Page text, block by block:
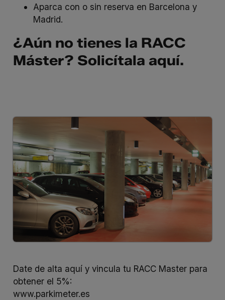
Aparca con o sin reserva en Barcelona y
Madrid.
¿Aún no tienes la RACC
Máster? Solicítala aquí.
Date de alta aquí y vincula tu RACC Master para
obtener el 5%:
www.parkimeter.es